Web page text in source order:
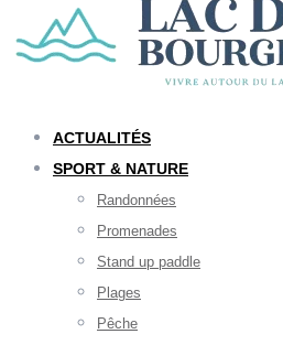
ACTUALITÉS
SPORT & NATURE
Randonnées
Promenades
Stand up paddle
Plages
Pêche